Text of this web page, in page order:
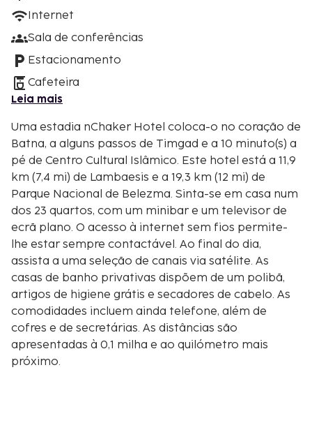
Internet
Sala de conferências
Estacionamento
Cafeteira
Leia mais
Uma estadia nChaker Hotel coloca-o no coração de
Batna, a alguns passos de Timgad e a 10 minuto(s) a
pé de Centro Cultural Islâmico. Este hotel está a 11,9
km (7,4 mi) de Lambaesis e a 19,3 km (12 mi) de
Parque Nacional de Belezma. Sinta-se em casa num
dos 23 quartos, com um minibar e um televisor de
ecrã plano. O acesso à internet sem fios permite-
lhe estar sempre contactável. Ao final do dia,
assista a uma seleção de canais via satélite. As
casas de banho privativas dispõem de um polibã,
artigos de higiene grátis e secadores de cabelo. As
comodidades incluem ainda telefone, além de
cofres e de secretárias. As distâncias são
apresentadas à 0,1 milha e ao quilómetro mais
próximo.